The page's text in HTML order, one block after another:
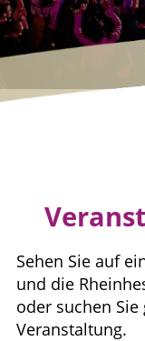
Sehen Sie auf
und die
oder suchen
Veranstaltung.